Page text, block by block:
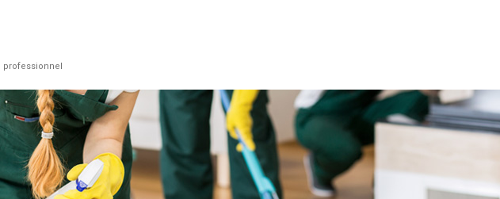
professionnel